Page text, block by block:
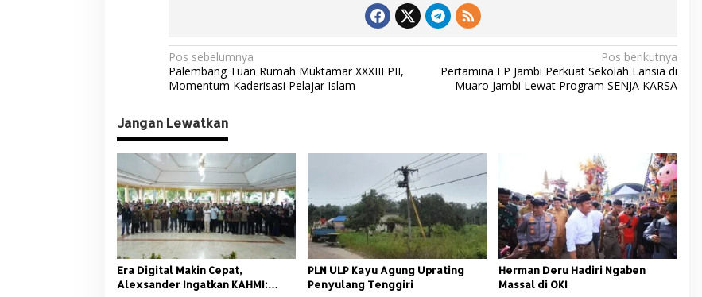
N
a
i
g
a
s
i
p
o
s
Pos sebelumnya
Palembang Tuan Rumah Muktamar XXXIII PII,
Momentum Kaderisasi Pelajar Islam
Pos berikutnya
Pertamina EP Jambi Perkuat Sekolah Lansia di
Muaro Jambi Lewat Program SENJA KARSA
Jangan Lewatkan
Era Digital Makin Cepat,
Alexsander Ingatkan KAHMI:
PLN ULP Kayu Agung Uprating
Penyulang Tenggiri
Herman Deru Hadiri Ngaben
Massal di OKI